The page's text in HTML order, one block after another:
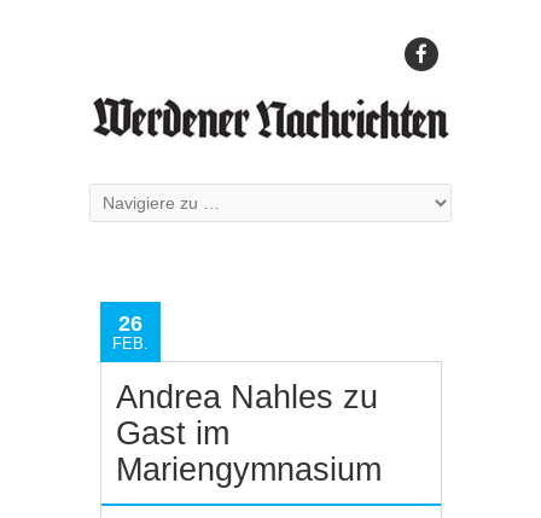
26
FEB.
Andrea Nahles zu
Gast im
Mariengymnasium